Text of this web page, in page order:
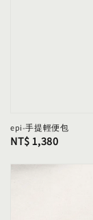
epi-手提輕便包
Regular
NT$ 1,380